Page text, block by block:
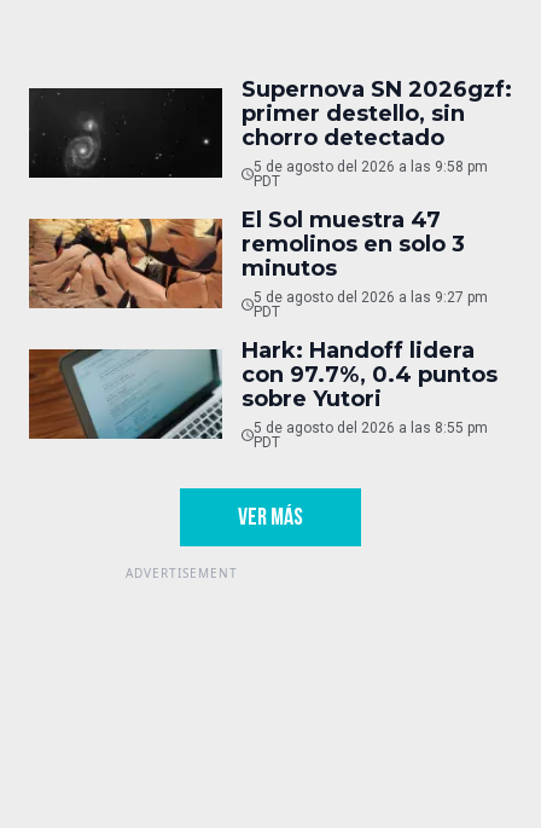
Supernova SN 2026gzf:
primer destello, sin
chorro detectado
5 de agosto del 2026 a las 9:58 pm
PDT
El Sol muestra 47
remolinos en solo 3
minutos
5 de agosto del 2026 a las 9:27 pm
PDT
Hark: Handoff lidera
con 97.7%, 0.4 puntos
sobre Yutori
5 de agosto del 2026 a las 8:55 pm
PDT
VER MÁS